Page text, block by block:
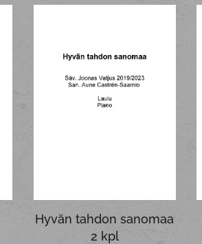
Hyvän tahdon sanomaa
2 kpl